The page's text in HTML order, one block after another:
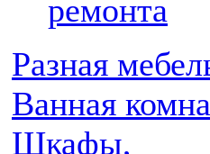
ремонта
Разная
Ванная
Шкафы,